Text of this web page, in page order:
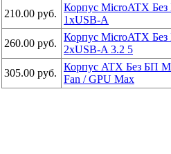
210.00 руб.
Корпус MicroATX
1xUSB-A
260.00 руб.
Корпус MicroATX
2xUSB-A 3.2 5
305.00 руб.
Корпус ATX Без БП
Fan / GPU Max